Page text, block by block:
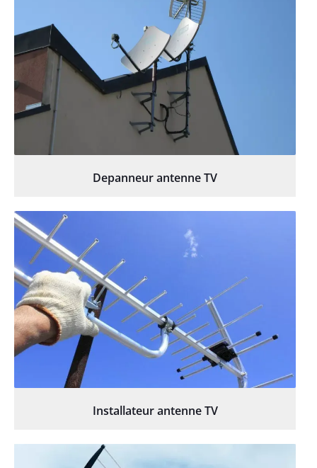
Depanneur antenne TV
Installateur antenne TV